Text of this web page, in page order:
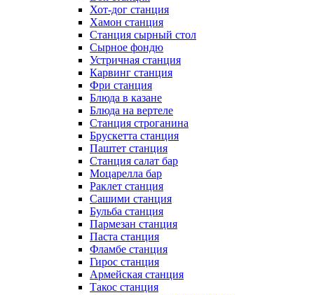
Хот-дог станция
Хамон станция
Станция сырный стол
Сырное фондю
Устричная станция
Карвинг станция
Фри станция
Блюда в казане
Блюда на вертеле
Станция строганина
Брускетта станция
Паштет станция
Станция салат бар
Моцарелла бар
Раклет станция
Сашими станция
Бульба станция
Пармезан станция
Паста станция
Фламбе станция
Гирос станция
Армейская станция
Такос станция